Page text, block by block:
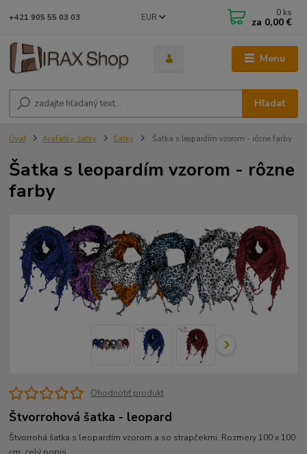
Menu
EUR
Hľadať
+421 905 55 03 03 0 ks
za 0,00 €
Úvod Arafatky, šatky Šatky Šatka s leopardím vzorom - rôzne farby
Šatka s leopardím vzorom - rôzne
farby
Ohodnotiť produkt
Štvorrohová šatka - leopard
Štvorrohá šatka s leopardím vzorom a so strapčekmi. Rozmery 100 x 100